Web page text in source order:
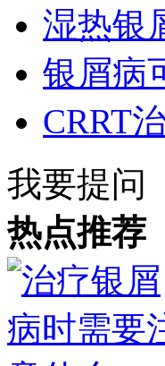
湿热银
银屑病
CRRT
我要提问
热点推荐